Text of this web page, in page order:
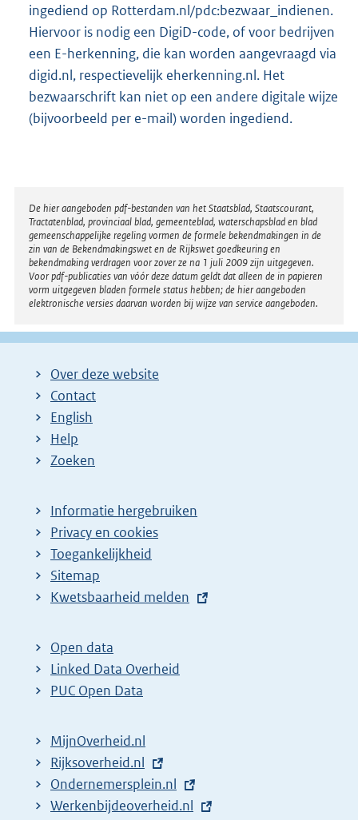
ingediend op Rotterdam.nl/pdc:bezwaar_indienen.
Hiervoor is nodig een DigiD-code, of voor bedrijven
een E-herkenning, die kan worden aangevraagd via
digid.nl, respectievelijk eherkenning.nl. Het
bezwaarschrift kan niet op een andere digitale wijze
(bijvoorbeeld per e-mail) worden ingediend.
Disclaimer
De hier aangeboden pdf-bestanden van het Staatsblad, Staatscourant,
Tractatenblad, provinciaal blad, gemeenteblad, waterschapsblad en blad
gemeenschappelijke regeling vormen de formele bekendmakingen in de
zin van de Bekendmakingswet en de Rijkswet goedkeuring en
bekendmaking verdragen voor zover ze na 1 juli 2009 zijn uitgegeven.
Voor pdf-publicaties van vóór deze datum geldt dat alleen de in papieren
vorm uitgegeven bladen formele status hebben; de hier aangeboden
elektronische versies daarvan worden bij wijze van service aangeboden.
Over deze website
Contact
English
Help
Zoeken
Informatie hergebruiken
Privacy en cookies
Toegankelijkheid
Sitemap
E
t
e
r
l
i
n
k
Kwetsbaarheid melden
Open data
Linked Data Overheid
PUC Open Data
MijnOverheid.nl
E
x
t
Rijksoverheid.nl
E
x
Ondernemersplein.nl
E
Werkenbijdeoverheid.nl